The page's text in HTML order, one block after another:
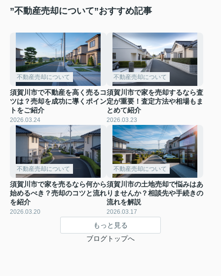
”不動産売却について”おすすめ記事
不動産売却について
須賀川市で不動産を高く売るコ
ツは？売却を成功に導くポイン
トをご紹介
2026.03.24
不動産売却について
須賀川市で家を売却するなら査
定が重要！査定方法や相場もま
とめて紹介
2026.03.23
不動産売却について
須賀川市で家を売るなら何から
始めるべき？売却のコツと流れ
を紹介
2026.03.20
不動産売却について
須賀川市の土地売却で悩みはあ
りませんか？相談先や手続きの
流れを解説
2026.03.17
もっと見る
ブログトップへ